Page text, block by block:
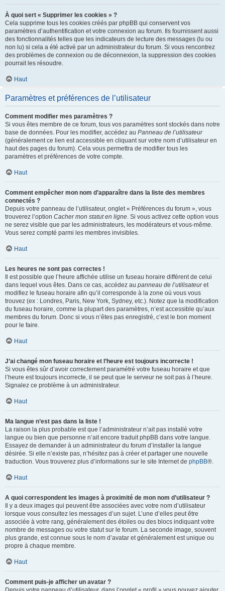
À quoi sert « Supprimer les cookies » ?
Cela supprime tous les cookies créés par phpBB qui conservent vos
paramètres d’authentification et votre connexion au forum. Ils fournissent aussi
des fonctionnalités telles que les indicateurs de lecture des messages (lu ou
non lu) si cela a été activé par un administrateur du forum. Si vous rencontrez
des problèmes de connexion ou de déconnexion, la suppression des cookies
pourrait les résoudre.
Haut
Paramètres et préférences de l’utilisateur
Comment modifier mes paramètres ?
Si vous êtes membre de ce forum, tous vos paramètres sont stockés dans notre
base de données. Pour les modifier, accédez au Panneau de l’utilisateur
(généralement ce lien est accessible en cliquant sur votre nom d’utilisateur en
haut des pages du forum). Cela vous permettra de modifier tous les
paramètres et préférences de votre compte.
Haut
Comment empêcher mon nom d’apparaître dans la liste des membres
connectés ?
Depuis votre panneau de l’utilisateur, onglet « Préférences du forum », vous
trouverez l’option Cacher mon statut en ligne. Si vous activez cette option vous
ne serez visible que par les administrateurs, les modérateurs et vous-même.
Vous serez compté parmi les membres invisibles.
Haut
Les heures ne sont pas correctes !
Il est possible que l’heure affichée utilise un fuseau horaire différent de celui
dans lequel vous êtes. Dans ce cas, accédez au panneau de l’utilisateuret
modifiez le fuseau horaire afin qu’il corresponde à la zone où vous vous
trouvez (ex : Londres, Paris, New York, Sydney, etc.). Notez que la modification
du fuseau horaire, comme la plupart des paramètres, n’est accessible qu’aux
membres du forum. Donc si vous n’êtes pas enregistré, c’est le bon moment
pour le faire.
Haut
J’ai changé mon fuseau horaire et l’heure est toujours incorrecte !
Si vous êtes sûr d’avoir correctement paramétré votre fuseau horaire et que
l’heure est toujours incorrecte, il se peut que le serveur ne soit pas à l’heure.
Signalez ce problème à un administrateur.
Haut
Ma langue n’est pas dans la liste !
La raison la plus probable est que l’administrateur n’ait pas installé votre
langue ou bien que personne n’ait encore traduit phpBB dans votre langue.
Essayez de demander à un administrateur du forum d’installer la langue
désirée. Si elle n’existe pas, n’hésitez pas à créer et partager une nouvelle
traduction. Vous trouverez plus d’informations sur le site Internet de phpBB®.
Haut
A quoi correspondent les images à proximité de mon nom d’utilisateur ?
Il y a deux images qui peuvent être associées avec votre nom d’utilisateur
lorsque vous consultez les messages d’un sujet. L’une d’elles peut être
associée à votre rang, généralement des étoiles ou des blocs indiquant votre
nombre de messages ou votre statut sur le forum. La seconde image, souvent
plus grande, est connue sous le nom d’avatar et généralement est unique ou
propre à chaque membre.
Haut
Comment puis-je afficher un avatar ?